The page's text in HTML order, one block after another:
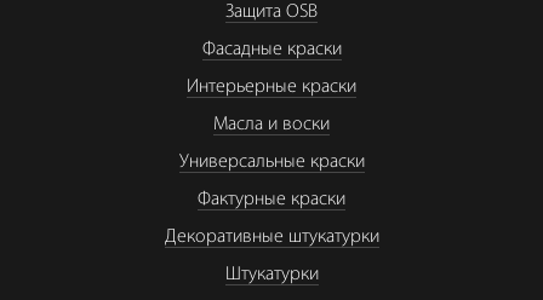
Защита OSB
Фасадные краски
Интерьерные краски
Масла и воски
Универсальные краски
Фактурные краски
Декоративные штукатурки
Штукатурки